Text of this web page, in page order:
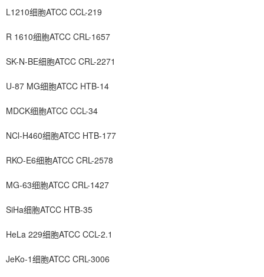
L1210细胞ATCC CCL-219
R 1610细胞ATCC CRL-1657
SK-N-BE细胞ATCC CRL-2271
U-87 MG细胞ATCC HTB-14
MDCK细胞ATCC CCL-34
NCl-H460细胞ATCC HTB-177
RKO-E6细胞ATCC CRL-2578
MG-63细胞ATCC CRL-1427
SiHa细胞ATCC HTB-35
HeLa 229细胞ATCC CCL-2.1
JeKo-1细胞ATCC CRL-3006